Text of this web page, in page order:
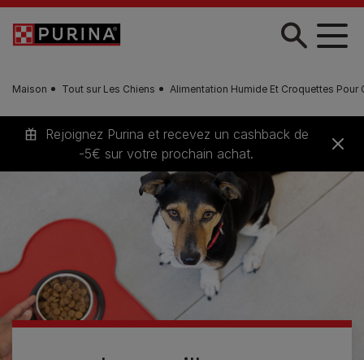
Skip to main content
Maison Tout sur Les Chiens Alimentation Humide Et Croquettes Pour
Rejoignez Purina et recevez un cashback de
-5€ sur votre prochain achat.